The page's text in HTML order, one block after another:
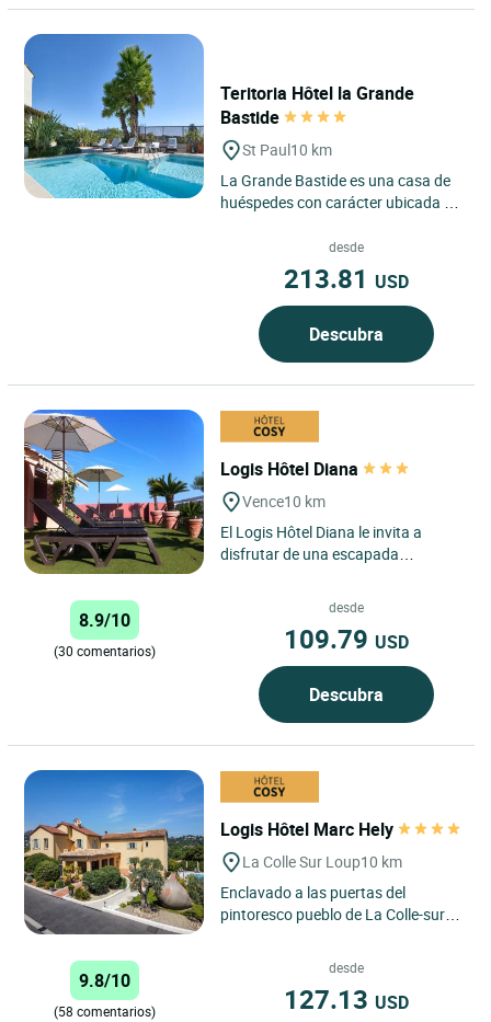
Teritoria Hôtel la Grande
Bastide
St Paul10 km
La Grande Bastide es una casa de
huéspedes con carácter ubicada en
Provenza-Alpes-Costa...
desde
213.81 USD
Descubra
Logis Hôtel Diana
Vence10 km
El Logis Hôtel Diana le invita a
disfrutar de una escapada
Provenza-Alpes-Costa Azul, en un
8.9/10
(30 comentarios)
desde
109.79 USD
Descubra
Logis Hôtel Marc Hely
La Colle Sur Loup10 km
Enclavado a las puertas del
pintoresco pueblo de La Colle-sur-
Paul-de-Vence, el Logis Hôtel...
9.8/10
(58 comentarios)
desde
127.13 USD